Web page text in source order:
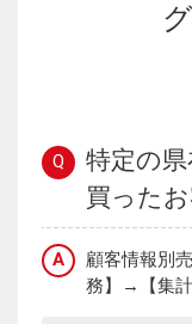
Q
特定の
買った
A
顧客情報別
務】→【集